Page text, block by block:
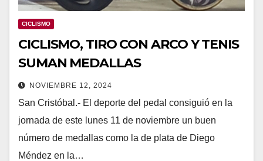
CICLISMO
CICLISMO, TIRO CON ARCO Y TENIS
SUMAN MEDALLAS
NOVIEMBRE 12, 2024
San Cristóbal.- El deporte del pedal consiguió en la
jornada de este lunes 11 de noviembre un buen
número de medallas como la de plata de Diego
Méndez en la…